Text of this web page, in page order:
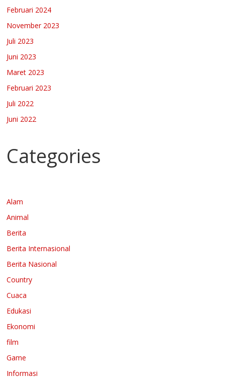
Februari 2024
November 2023
Juli 2023
Juni 2023
Maret 2023
Februari 2023
Juli 2022
Juni 2022
Categories
Alam
Animal
Berita
Berita Internasional
Berita Nasional
Country
Cuaca
Edukasi
Ekonomi
film
Game
Informasi